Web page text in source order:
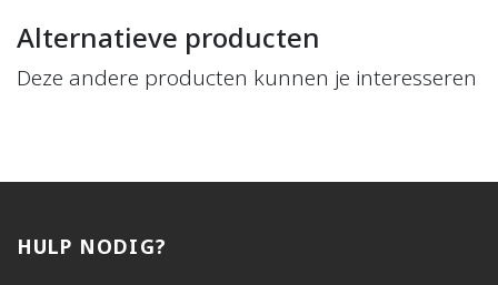
Alternatieve producten
Deze andere producten kunnen je interesseren
HULP NODIG?